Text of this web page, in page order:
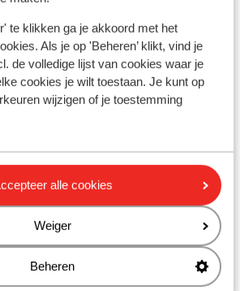
te klikken ga je akkoord met het
Als je op 'Beheren’ klikt, vind je
de volledige lijst van cookies waar je
cookies je wilt toestaan. Je kunt op
wijzigen of je toestemming
alle cookies
Weiger
Beheren
80 km
m
verhuur